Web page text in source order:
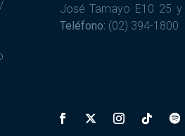
José Tamayo E10 25
Teléfono: (02) 394-1800